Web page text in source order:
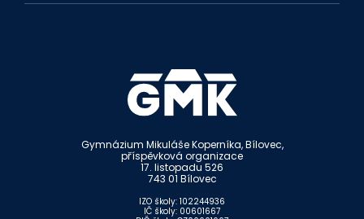
Gymnázium Mikuláše Koperníka, Bílovec,
příspěvková organizace
17. listopadu 526
743 01 Bílovec
IZO školy: 102244936
IČ školy: 00601667